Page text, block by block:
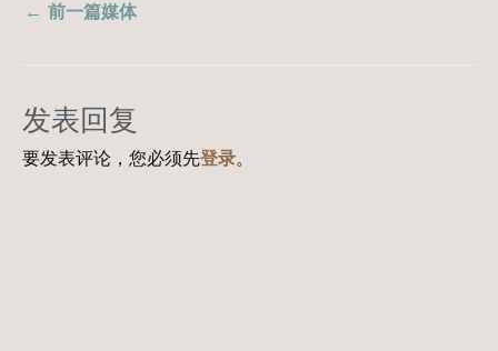
← 前一篇媒体
发表回复
要发表评论，您必须先登录。